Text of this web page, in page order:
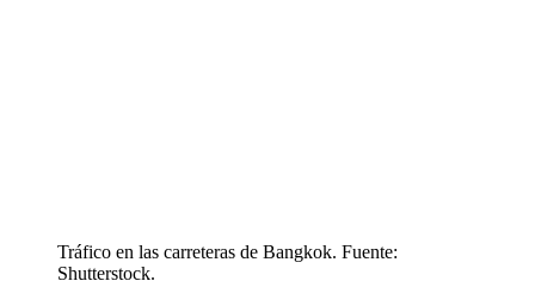
Tráfico en las carreteras de Bangkok. Fuente:
Shutterstock.